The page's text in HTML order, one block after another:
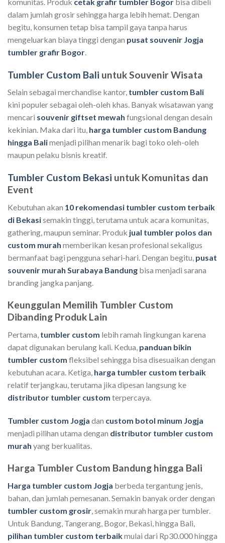
dalam jumlah grosir sehingga harga lebih hemat. Dengan
begitu, konsumen tetap bisa tampil gaya tanpa harus
mengeluarkan biaya tinggi dengan pusat souvenir Jogja
tumbler grafir Bogor
Tumbler Custom Bali untuk Souvenir Wisata
Selain sebagai merchandise kantor, tumbler custom Bali
kini populer sebagai oleh-oleh khas. Banyak wisatawan yang
mencari souvenir giftset mewah fungsional dengan desain
kekinian. Maka dari itu, harga tumbler custom Bandung
hingga Balimenjadi pilihan menarik bagi toko oleh-oleh
maupun pelaku bisnis kreatif.
Tumbler Custom Bekasi untuk Komunitas dan
Event
Kebutuhan akan 10 rekomendasi tumbler custom terbaik
di Bekasisemakin tinggi, terutama untuk acara komunitas,
gathering, maupun seminar. Produk jual tumbler polos dan
custom murah memberikan kesan profesional sekaligus
bermanfaat bagi pengguna sehari-hari. Dengan begitu, pusat
souvenir murah Surabaya Bandung bisa menjadi sarana
branding jangka panjang.
Keunggulan Memilih Tumbler Custom
Dibanding Produk Lain
Pertama, tumbler custom lebih ramah lingkungan karena
dapat digunakan berulang kali. Kedua, panduan bikin
tumbler custom fleksibel sehingga bisa disesuaikan dengan
kebutuhan acara. Ketiga, harga tumbler custom terbaik
relatif terjangkau, terutama jika dipesan langsung ke
distributor tumbler custom terpercaya.
Tumbler custom Jogja dan custom botol minum Jogja
menjadi pilihan utama dengan distributor tumbler custom
murah yang berkualitas.
Harga Tumbler Custom Bandung hingga Bali
Harga tumbler custom Jogja berbeda tergantung jenis,
bahan, dan jumlah pemesanan. Semakin banyak order dengan
tumbler custom grosir, semakin murah harga per tumbler.
Untuk Bandung, Tangerang, Bogor, Bekasi, hingga Bali,
pilihan tumbler custom terbaikmulai dari Rp30.000 hingga